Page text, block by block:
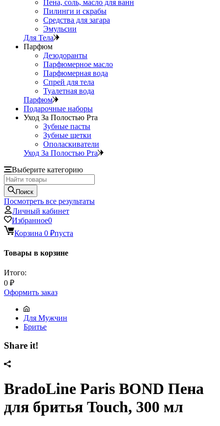
Пена, соль, масло для ванн
Пилинги и скрабы
Средства для загара
Эмульсии
Для Тела
Парфюм
Дезодоранты
Парфюмерное масло
Парфюмерная вода
Спрей для тела
Туалетная вода
Парфюм
Подарочные наборы
Уход За Полостью Рта
Зубные пасты
Зубные щетки
Ополаскиватели
Уход За Полостью Рта
Выберите категорию
Поиск
Посмотреть все результаты
Личный кабинет
Избранное0
Корзина 0 ₽пуста
Товары в корзине
Итого:
0 ₽
Оформить заказ
Для Мужчин
Бритье
Share it!
BradoLine Paris BOND Пена
для бритья Touch, 300 мл